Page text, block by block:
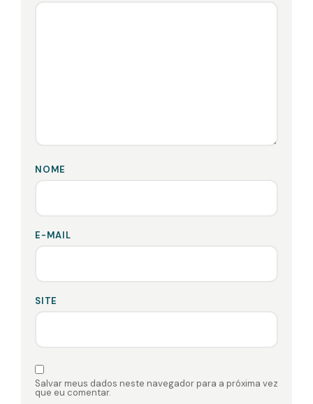
NOME
E-MAIL
SITE
Salvar meus dados neste navegador para a próxima vez
que eu comentar.